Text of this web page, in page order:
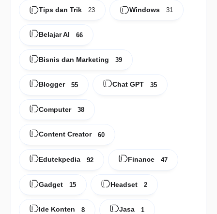
Tips dan Trik 23 Windows 31
Belajar AI 66
Bisnis dan Marketing 39
Blogger 55 Chat GPT 35
Computer 38
Content Creator 60
Edutekpedia 92 Finance 47
Gadget 15 Headset 2
Ide Konten 8 Jasa 1